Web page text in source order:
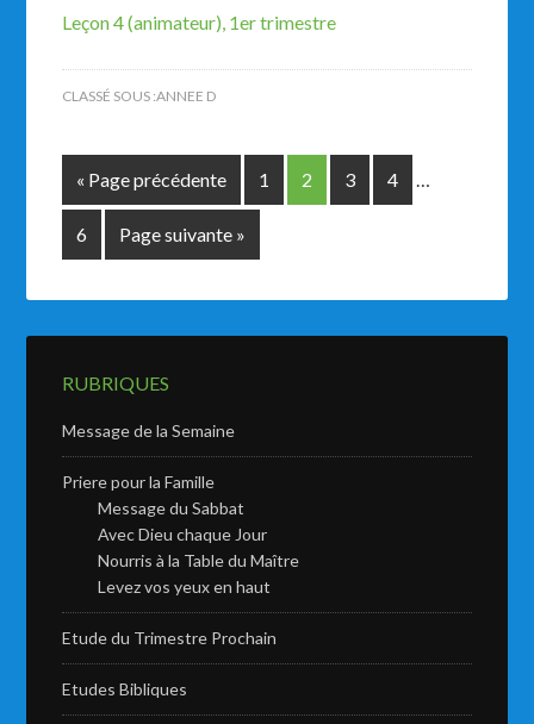
Leçon 4 (animateur), 1er trimestre
CLASSÉ SOUS :ANNEE D
« Page précédente 1 2 3 4 …
6 Page suivante »
RUBRIQUES
Message de la Semaine
Priere pour la Famille
Message du Sabbat
Avec Dieu chaque Jour
Nourris à la Table du Maître
Levez vos yeux en haut
Etude du Trimestre Prochain
Etudes Bibliques